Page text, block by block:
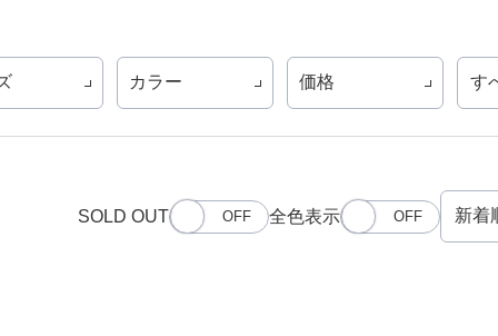
カラー 価格 す
SOLD OUT 全色表示